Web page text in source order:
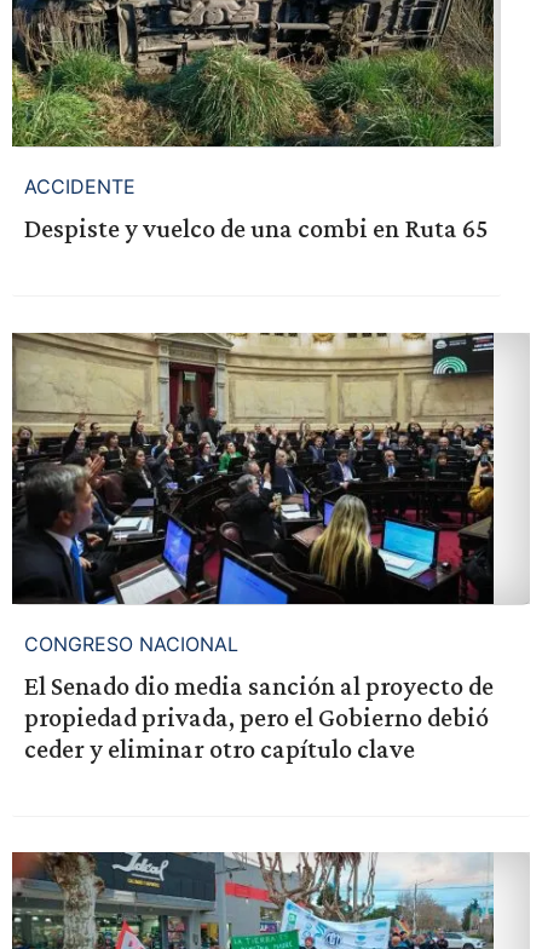
ACCIDENTE
Despiste y vuelco de una combi en Ruta 65
CONGRESO NACIONAL
El Senado dio media sanción al proyecto de
propiedad privada, pero el Gobierno debió
ceder y eliminar otro capítulo clave